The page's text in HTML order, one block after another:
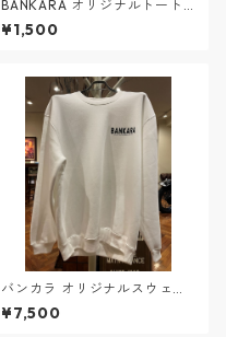
BANKARA オリジナルトート
バッグ 小
¥1,500
バンカラ オリジナルスウェッ
ト ホワイト×ブラック【裏起
毛】
¥7,500